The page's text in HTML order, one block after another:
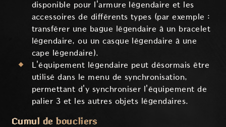
disponible pour l'armure légendaire et les
accessoires de différents types (par exemple :
transférer une bague légendaire à un bracelet
légendaire, ou un casque légendaire à une
cape légendaire).
L'équipement légendaire peut désormais être
utilisé dans le menu de synchronisation,
permettant d'y synchroniser l'équipement de
palier 3 et les autres objets légendaires.
Cumul de boucliers